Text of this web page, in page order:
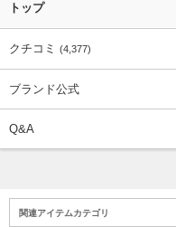
トップ
クチコミ (4,377)
ブランド公式
Q&A
関連アイテムカテゴリ